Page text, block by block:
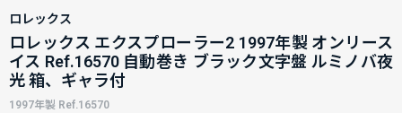
ロレックス
ロレックス エクスプローラー2 1997年製 オンリース
イス Ref.16570 自動巻き ブラック文字盤 ルミノバ夜
光 箱、ギャラ付
1997年製 Ref.16570